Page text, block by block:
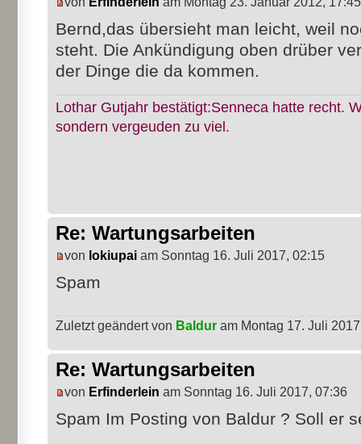
Bernd,das übersieht man leicht, weil
steht. Die Ankündigung oben drüber
der Dinge die da kommen.
Lothar Gutjahr bestätigt:Senneca hatte recht.
sondern vergeuden zu viel.
Re: Wartungsarbeiten
von lokiupai am Sonntag 16. Juli 2017, 02:15
Spam
Zuletzt geändert von Baldur am Montag 17. Juli
Re: Wartungsarbeiten
von Erfinderlein am Sonntag 16. Juli 2017, 07:36
Spam Im Posting von Baldur ? Soll er